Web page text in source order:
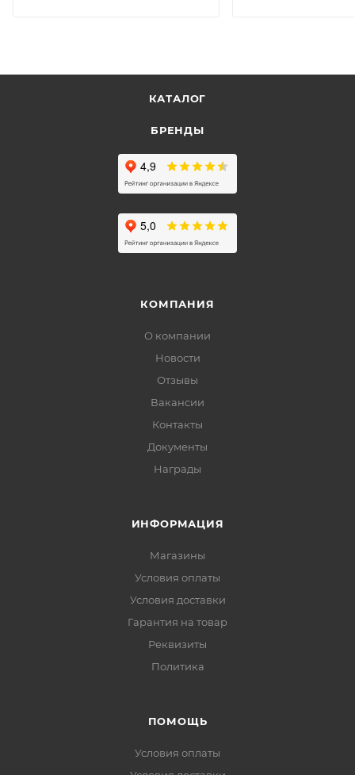
КАТАЛОГ
БРЕНДЫ
КОМПАНИЯ
О компании
Новости
Отзывы
Вакансии
Контакты
Документы
Награды
ИНФОРМАЦИЯ
Магазины
Условия оплаты
Условия доставки
Гарантия на товар
Реквизиты
Политика
ПОМОЩЬ
Условия оплаты